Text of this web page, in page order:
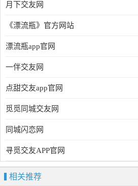
月下交友网
《漂流瓶》官方网站
漂流瓶app官网
一伴交友网
点甜交友app官网
觅觅同城交友网
同城闪恋网
寻觅交友APP官网
相关推荐